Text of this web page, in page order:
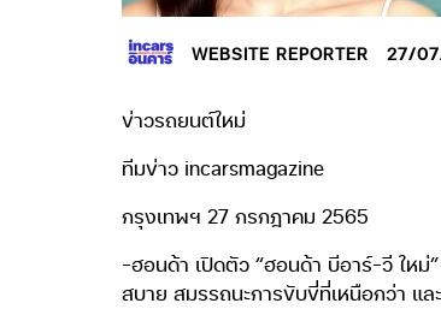
WEBSITE REPORTER 27/
ข่าวรถยนต์ใหม่
ทีมข่าว incarsmagazine
กรุงเทพฯ 27 กรกฎาคม 2565
-ฮอนด้า เปิดตัว “ฮอนด้า บีอาร์-วี ใหม่
สบาย สมรรถนะการขับขี่ที่เหนือกว่า แ